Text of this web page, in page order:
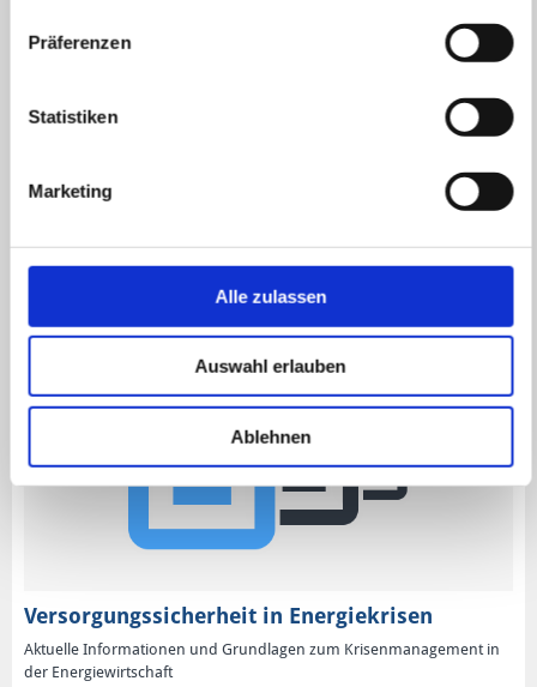
Präferenzen
Statistiken
Marketing
Alle zulassen
Auswahl erlauben
Ablehnen
Zählerstandsmeldung
Mehr erfahren
Versorgungssicherheit in Energiekrisen
Aktuelle Informationen und Grundlagen zum Krisenmanagement in
der Energiewirtschaft